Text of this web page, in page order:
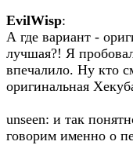
EvilWisp:
А где вариант -
лучшая?! Я
впечалило. Ну кто
оригинальная
unseen: и так
говорим именно о